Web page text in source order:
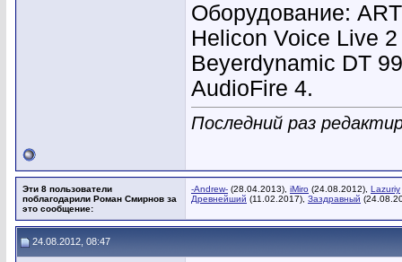
Оборудование:
Helicon Voice Live
Beyerdynamic DT
AudioFire 4.
Последний раз
Эти 8 пользователи
поблагодарили Роман Смирнов за
это сообщение:
-Andrew- (28.04.2013), iMiro (24.08.2012), Lazuriy
Древнейший (11.02.2017), Заздравный
24.08.2012, 08:47